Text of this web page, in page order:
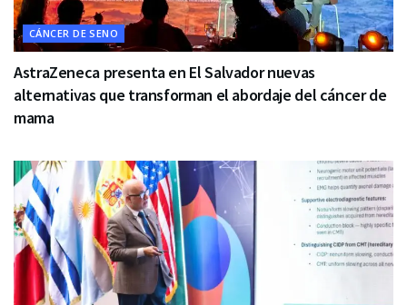
CÁNCER DE SENO
AstraZeneca presenta en El Salvador nuevas
alternativas que transforman el abordaje del cáncer de
mama